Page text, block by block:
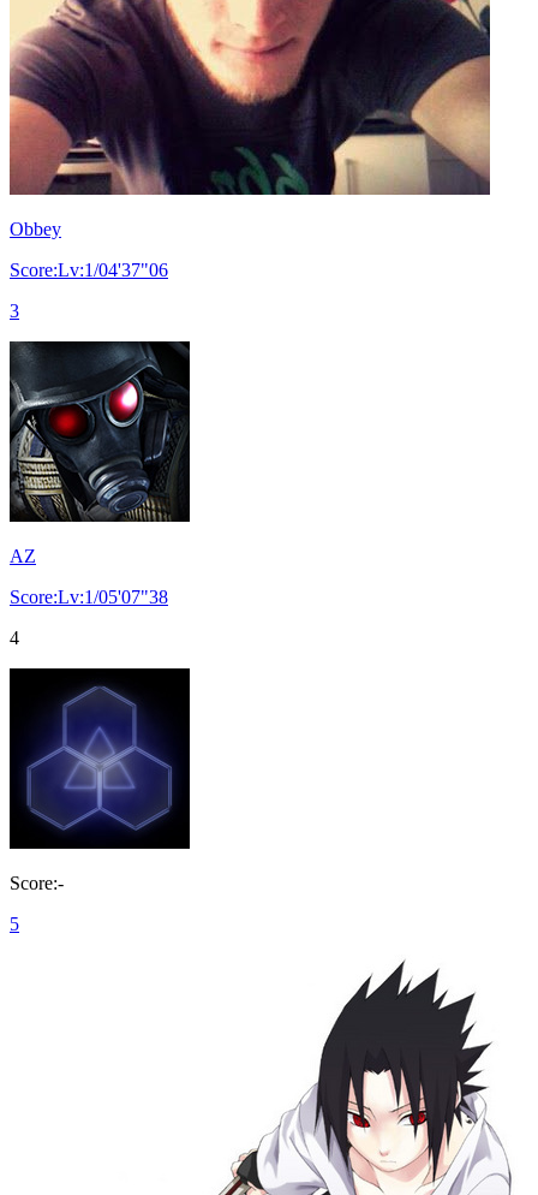
Obbey
Score:Lv:1/04'37"06
3
AZ
Score:Lv:1/05'07"38
4
Score:-
5